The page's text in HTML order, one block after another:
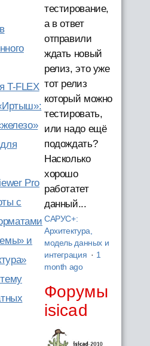
T-FLEX
Pro
с
и
тестирование,
а в ответ
отправили
ждать новый
релиз, это уже
тот релиз
который можно
тестировать,
или надо ещё
подождать?
Насколько
хорошо
работатет
данный...
САРУС+:
Архитектура,
модель данных и
интеграция · 1
month ago
Форумы
isicad